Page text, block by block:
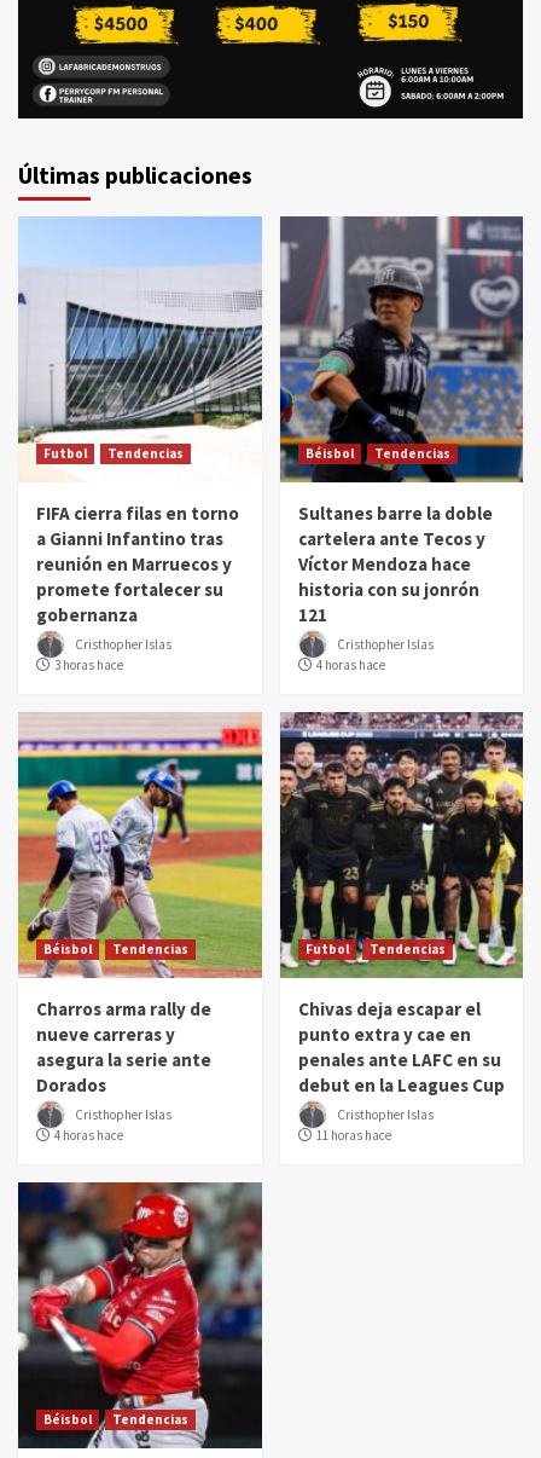
Últimas publicaciones
Futbol Tendencias
FIFA cierra filas en torno
a Gianni Infantino tras
reunión en Marruecos y
promete fortalecer su
gobernanza
Cristhopher Islas
3 horas hace
Béisbol Tendencias
Sultanes barre la doble
cartelera ante Tecos y
Víctor Mendoza hace
historia con su jonrón
121
Cristhopher Islas
4 horas hace
Béisbol Tendencias
Charros arma rally de
nueve carreras y
asegura la serie ante
Dorados
Cristhopher Islas
4 horas hace
Futbol Tendencias
Chivas deja escapar el
punto extra y cae en
penales ante LAFC en su
debut en la Leagues Cup
Cristhopher Islas
11 horas hace
Béisbol Tendencias